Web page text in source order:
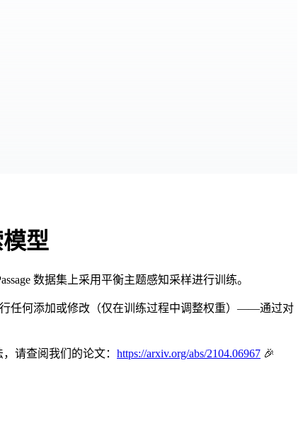
型
数据集上采用平衡主题感知采样进行训练。
任何添加或修改（仅在训练过程中调整权重）——通过对
请查阅我们的论文： https://arxiv.org/abs/2104.06967 🎉